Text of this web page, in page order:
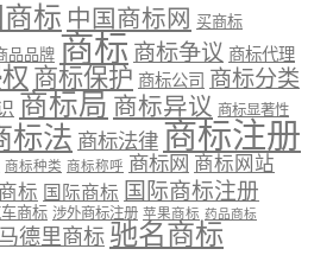
标 中国商标网 买商标
品品牌 商标 商标争议 商标代理
商标保护 商标公司 商标分类
商标局 商标异议 商标显著性
标法 商标法律 商标注册
商标种类 商标称呼 商标网 商标网站
标 国际商标 国际商标注册
商标 涉外商标注册 苹果商标 药品商标
马德里商标 驰名商标